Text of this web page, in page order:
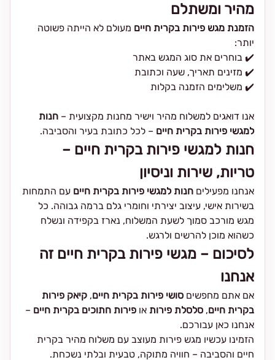
מהיר ומשתלם
הזמנת מגש פירות בקרית חיים מעולם לא הייתה פשוטה
יותר:
✔️ בוחרים את סוג המגש באתר
✔️ מזינים תאריך, שעה וכתובת
✔️ משלימים הזמנה בקלות
אנו דואגים למשלוח מהיר וישיר מחנות מקצועית – חנות
למגשי פירות בקרית חיים – לכל כתובת בעיר והסביבה.
חנות למגשי פירות בקרית חיים –
טריות, שירות וניסיון
אנחנו מפעילים חנות למגשי פירות בקרית חיים עם התמחות
בשירות אישי, עיצוב יצירתי וחומרי גלם ברמה גבוהה. כל
מגש מורכב סמוך לשעת המשלוח, נארז בקפידה ונשלח
כשהוא מוכן להרשים ולרגש.
לסיכום – מגשי פירות בקרית חיים זה
אנחנו
אם אתם מחפשים סושי פירות בקרית חיים, קיאק פירות
בקרית חיים, סלסלת פירות או פירות חתוכים בקרית חיים –
אנחנו כאן עבורכם.
הזמינו עכשיו מגש פירות מעוצב עם משלוח מהיר בקרית
חיים והסביבה – חוויה מתוקה, טבעית ובלתי נשכחת.